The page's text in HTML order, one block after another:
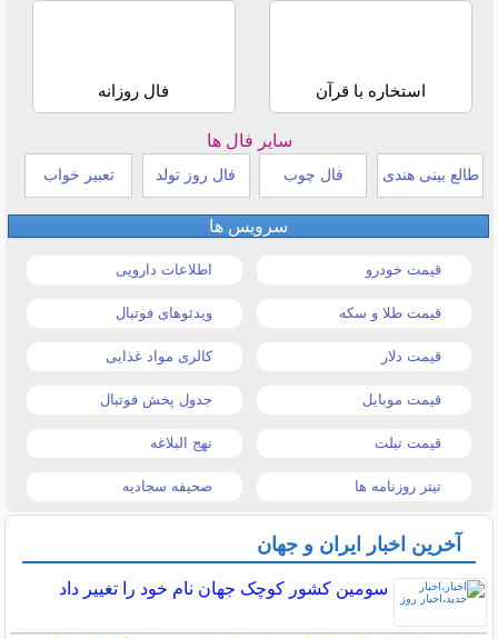
استخاره با قرآن فال روزانه
سایر فال ها
طالع بینی هندی فال چوب فال روز تولد تعبیر خواب
سرویس ها
قیمت خودرو اطلاعات دارویی
قیمت طلا و سکه ویدئوهای فوتبال
قیمت دلار کالری مواد غذایی
قیمت موبایل جدول پخش فوتبال
قیمت تبلت نهج البلاغه
تیتر روزنامه ها صحیفه سجادیه
آخرین اخبار ایران و جهان
سومین کشور کوچک جهان نام خود را تغییر داد